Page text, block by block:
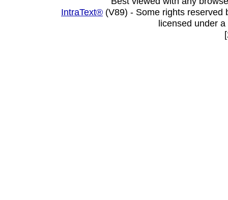
IntraText® (V89) - Some rights reserved
licensed under a